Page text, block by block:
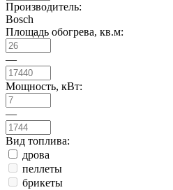
Производитель:
Bosch
Площадь обогрева, кв.м:
—
Мощность, кВт:
—
Вид топлива:
дрова
пеллеты
брикеты